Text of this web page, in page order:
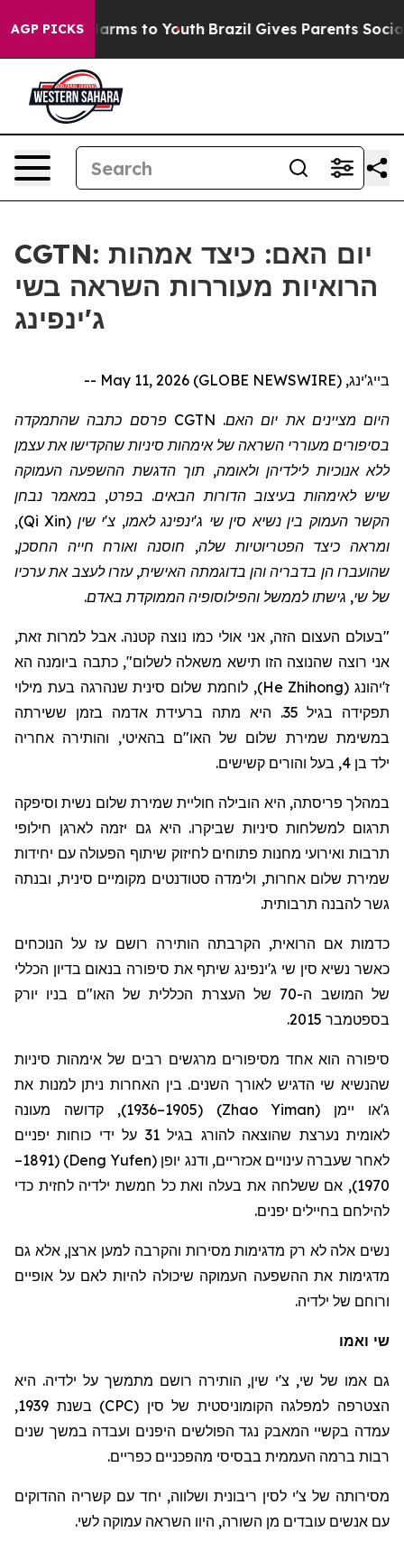
AGP PICKS
Abate Harms to Youth Brazil Gives Parents Social
CGTN: יום האם: כיצד אמהות
הרואיות מעוררות השראה בשי
ג'ינפינג
בייג'ינג, May 11, 2026 (GLOBE NEWSWIRE) --
היום מציינים את יום האם. CGTN פרסם כתבה שהתמקדה
בסיפורים מעוררי השראה של אימהותסיניות שהקדישו את עצמן
ללא אנוכיות לילדיהן ולאומה, תוך הדגשת ההשפעה העמוקה
שישלאימהות בעיצוב הדורות הבאים. בפרט, במאמר נבחן
הקשר העמוק בין נשיא סין שי ג'ינפינג לאמו, צ'י שין (Qi Xin)
,
ומראה כיצד הפטריוטיות שלה, חוסנה ואורח חייה החסכן,
שהועברו הן בדבריה והן בדוגמתה האישית, עזרו לעצב את ערכיו
של שי, גישתו לממשל והפילוסופיה הממוקדת באדם.
"בעולם העצום הזה, אני אולי כמו נוצה קטנה. אבל למרות זאת,
אני רוצה שהנוצה הזו תישא משאלה לשלום", כתבה ביומנה הא
ז'יהונג (
He Zhihong
), לוחמת שלום סינית שנהרגה בעת מילוי
תפקידה בגיל 35. היא מתה ברעידת אדמה בזמן ששירתה
במשימת שמירת שלום של האו"ם בהאיטי, והותירה אחריה
ילד בן 4, בעל והורים קשישים.
במהלך פריסתה, היא הובילה חוליית שמירת שלום נשית וסיפקה
תרגום למשלחות סיניות שביקרו. היא גם יזמה לארגן חילופי
תרבות ואירועי מחנות פתוחים לחיזוק שיתוף הפעולה עם יחידות
שמירת שלום אחרות, ולימדה סטודנטים מקומיים סינית, ובנתה
גשר להבנה תרבותית.
כדמות אם הרואית, הקרבתה הותירה רושם עז על הנוכחים
כאשר נשיא סין שי ג'ינפינגשיתף את סיפורה בנאום בדיון הכללי
של המושב ה-70 של העצרת הכללית של האו"ם בניו יורק
בספטמבר 2015.
סיפורה הוא אחד מסיפורים מרגשים רבים שלאימהות סיניות
שהנשיא שי הדגיש לאורך השנים. בין האחרות ניתן למנות את
ג'או
יימן (
Zhao Yiman
) (1905–1936), קדוש ה מעונה
לאומיתנערצת שהוצאה
להורג בגיל 31 על ידי כוחות יפניים
לאחר שעברה עינויים אכזריים, ודנג יופן (
Deng Yufen
)
(1891–
1970), אם ששלחה את בעלה ואת כל חמשת ילדיה לחזית כדי
להילחם בחיילים יפנים.
נשים אלה לא רק מדגימות מסירות והקרבה למען ארצן, אלא גם
מדגימות את ההשפעה העמוקה שיכולה להיות לאם על אופיים
ורוחם של ילדיה.
שי ואמו
גם אמו של שי, צ'י שין, הותירה רושם מתמשך על ילדיה. היא
הצטרפה למפלגה הקומוניסטית של סין (CPC
) בשנת 1939,
עמדה בקשיי המאבק נגד הפולשים היפנים ועבדה במשך שנים
רבות ברמה העממית בבסיסי מהפכניים כפריים.
מסירותה של צ'י לסין ריבונית ושלווה, יחד עם קשריה ההדוקים
עם אנשים עובדים מן השורה, היוו השראה עמוקה לשי.